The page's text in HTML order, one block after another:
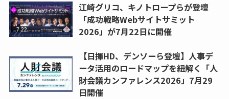
江崎グリコ、キノトロープらが登壇
「成功戦略Webサイトサミット
2026」が7月22日に開催
【日揮HD、デンソーら登壇】人事デ
ータ活用のロードマップを紐解く「人
財会議カンファレンス2026」7月29
日開催